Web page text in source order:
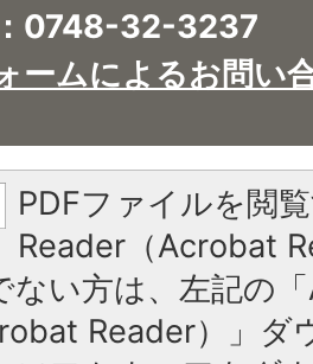
0748-32-3237
ームによるお問い
PDFファイルを閲
Reader（Acrobat
ない方は、左記の
Reader）」ダ